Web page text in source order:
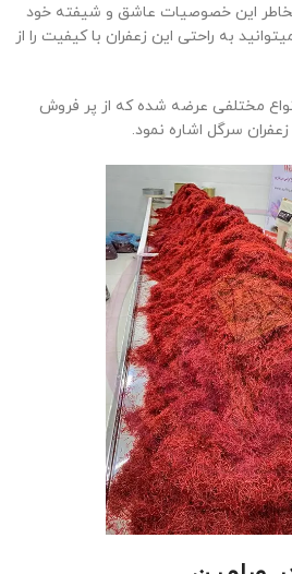
این خصوصیات عاشق و شیفته خود
به راحتی این زعفران با کیفیت را از
مختلفی عرضه شده که از پر فروش
سرگل اشاره نمود.